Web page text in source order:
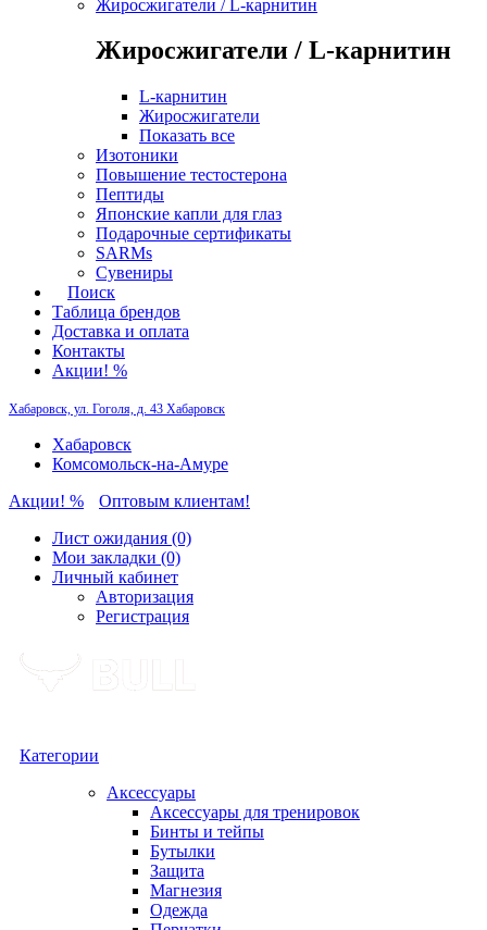
Жиросжигатели / L-карнитин
Жиросжигатели / L-карнитин
L-карнитин
Жиросжигатели
Показать все
Изотоники
Повышение тестостерона
Пептиды
Японские капли для глаз
Подарочные сертификаты
SARMs
Сувениры
Поиск
Таблица брендов
Доставка и оплата
Контакты
Акции! %
Хабаровск, ул. Гоголя, д. 43 Хабаровск
Хабаровск
Комсомольск-на-Амуре
Акции! %
Оптовым клиентам!
Лист ожидания (0)
Мои закладки (0)
Личный кабинет
Авторизация
Регистрация
Категории
Аксессуары
Аксессуары для тренировок
Бинты и тейпы
Бутылки
Защита
Магнезия
Одежда